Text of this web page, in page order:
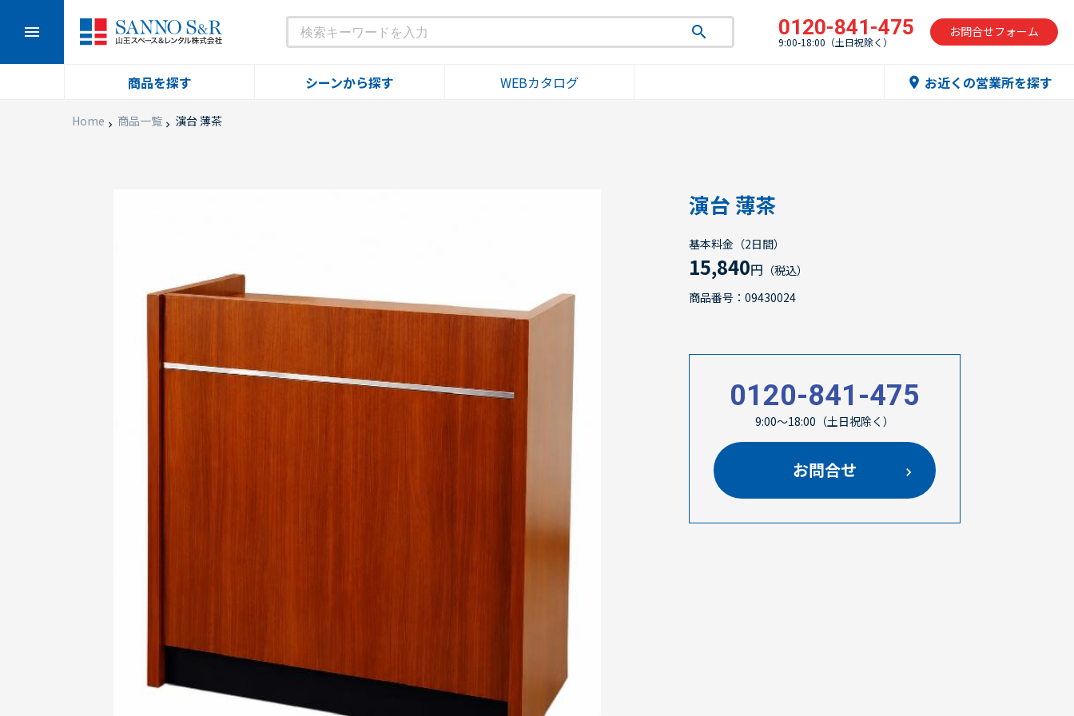
search 0120-841-475
9:00-18:00（土日祝除く）
お問合せフォーム
menu
商品を探す シーンから探す WEBカタログ location_on お近くの営業所を探す
Home 商品一覧 演台 薄茶
演台 薄茶
基本料金（2日間）
15,840円 （税込）
商品番号：09430024
0120-841-475
9:00～18:00（土日祝除く）
お問合せ